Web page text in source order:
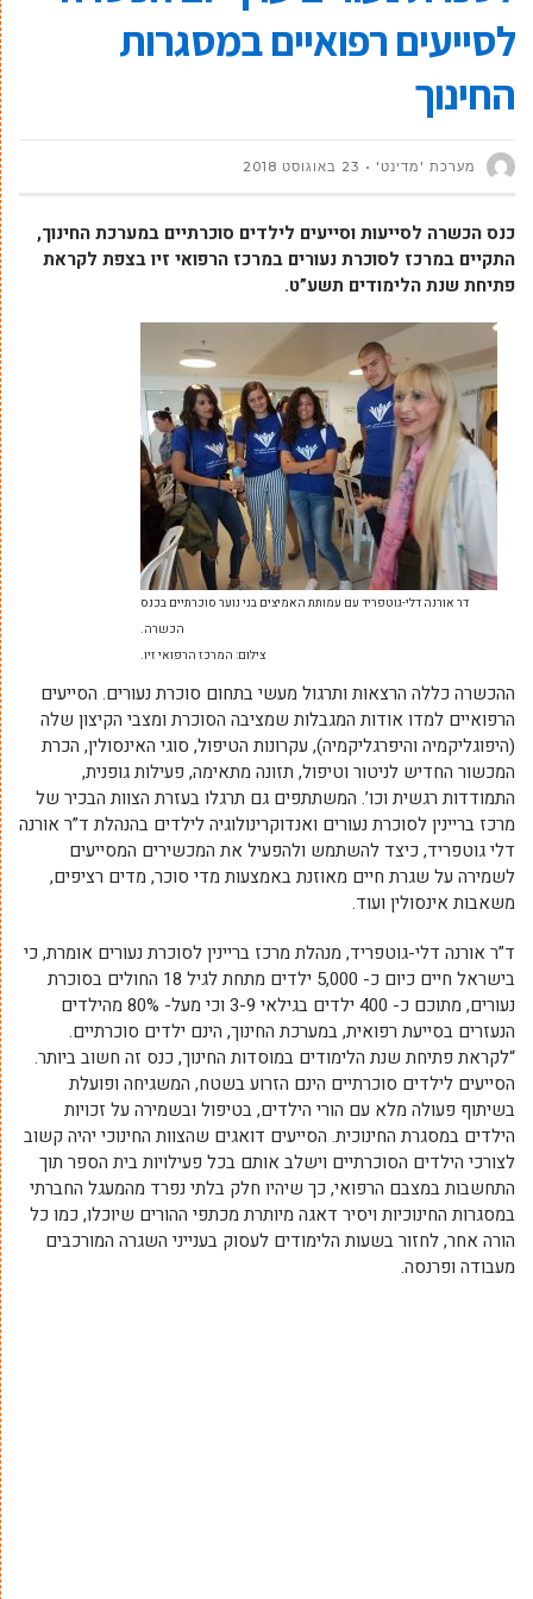
לסייעים רפואיים במסגרות
החינוך
מערכת 'מדינט' 23 באוגוסט 2018
כנס הכשרה לסייעות וסייעים לילדים סוכרתיים במערכת החינוך,
התקיים במרכז לסוכרת נעורים במרכז הרפואי זיו בצפת לקראת
פתיחת שנת הלימודים תשע”ט.
דר אורנה דלי-גוטפריד עם עמותת האמיצים בני נוער סוכרתיים בכנס
הכשרה.
צילום: המרכז הרפואי זיו.
ההכשרה כללה הרצאות ותרגול מעשי בתחום סוכרת נעורים. הסייעים
הרפואיים למדו אודות המגבלות שמציבה הסוכרת ומצבי הקיצון שלה
(היפוגליקמיה והיפרגליקמיה), עקרונות הטיפול, סוגי האינסולין, הכרת
המכשור החדיש לניטור וטיפול, תזונה מתאימה, פעילות גופנית,
התמודדות רגשית וכו’. המשתתפים גם תרגלו בעזרת הצוות הבכיר של
מרכז בריינין לסוכרת נעורים ואנדוקרינולוגיה לילדים בהנהלת ד”ר אורנה
דלי גוטפריד, כיצד להשתמש ולהפעיל את המכשירים המסייעים
לשמירה על שגרת חיים מאוזנתבאמצעות מדי סוכר, מדים רציפים,
משאבות אינסולין ועוד.
ד”ר אורנה דלי-גוטפריד, מנהלת מרכז בריינין לסוכרת נעורים אומרת, כי
בישראל חיים כיום כ- 5,000 ילדים מתחת לגיל 18 החולים בסוכרת
נעורים, מתוכם כ- 400 ילדים בגילאי 3-9 וכי מעל- 80% מהילדים
הנעזרים בסייעת רפואית, במערכת החינוך, הינם ילדים סוכרתיים.
“לקראת פתיחת שנת הלימודים במוסדות החינוך, כנס זה חשוב ביותר.
הסייעים לילדים סוכרתיים הינם הזרוע בשטח, המשגיחה ופועלת
בשיתוף פעולה מלא עם הורי הילדים, בטיפול ובשמירה על זכויות
הילדים במסגרת החינוכית. הסייעים דואגים שהצוות החינוכי יהיה קשוב
לצורכי הילדים הסוכרתיים וישלב אותם בכל פעילויות בית הספר תוך
התחשבות במצבם הרפואי, כך שיהיו חלק בלתי נפרד מהמעגל החברתי
במסגרות החינוכיות ויסיר דאגה מיותרת מכתפי ההורים שיוכלו, כמו כל
הורה אחר, לחזור בשעות הלימודים לעסוק בענייני השגרה המורכבים
מעבודה ופרנסה.